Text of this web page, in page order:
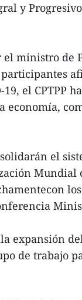
y
ministro de
el CPTPP
el
Mundial
expansión
de trabajo